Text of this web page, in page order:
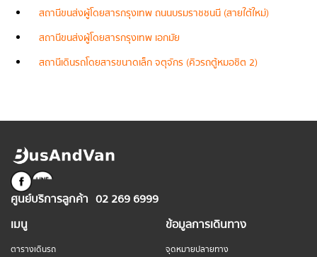
สถานีขนส่งผู้โดยสารกรุงเทพ ถนนบรมราชชนนี (สายใต้ใหม่)
สถานีขนส่งผู้โดยสารกรุงเทพ เอกมัย
สถานีเดินรถโดยสารขนาดเล็ก จตุจักร (คิวรถตู้หมอชิต 2)
ศูนย์บริการลูกค้า 02 269 6999
เมนู
ตารางเดินรถ
ข้อมูลการเดินทาง
จุดหมายปลายทาง